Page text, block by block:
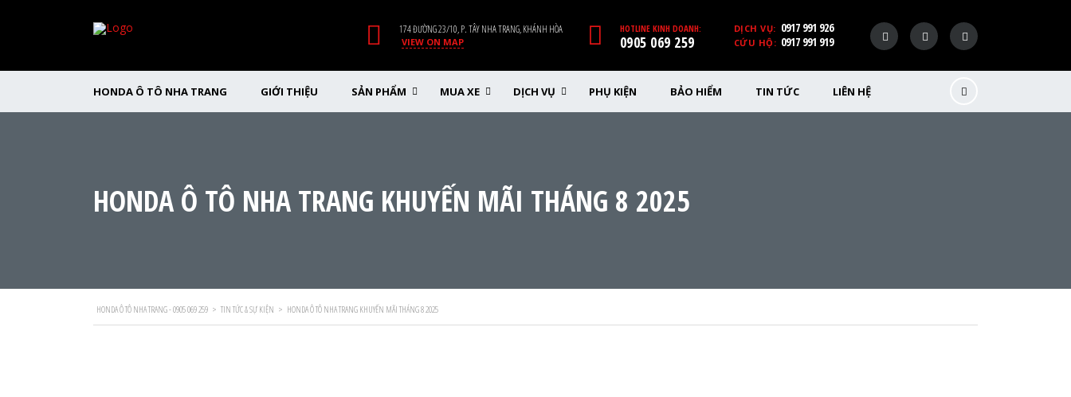
DỊCH VỤ: 0917 991 926
CỨU HỘ: 0917 991 919
HOTLINE KINH DOANH:
0905 069 259
174 ĐƯỜNG 23/10, P. TÂY NHA TRANG, KHÁNH HÒA
VIEW ON MAP
HONDA Ô TÔ NHA TRANG GIỚI THIỆU SẢN PHẨM MUA XE DỊCH VỤ PHỤ KIỆN BẢO HIỂM TIN TỨC LIÊN HỆ
HONDA Ô TÔ NHA TRANG KHUYẾN MÃI THÁNG 8 2025
HONDA Ô TÔ NHA TRANG - 0905 069 259 > TIN TỨC & SỰ KIỆN > HONDA Ô TÔ NHA TRANG KHUYẾN MÃI THÁNG 8 2025